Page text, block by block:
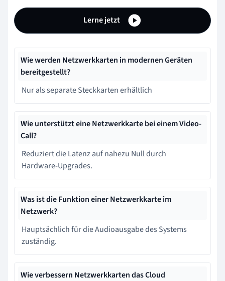
Lerne jetzt
Wie werden Netzwerkkarten in modernen Geräten
bereitgestellt?
Nur als separate Steckkarten erhältlich
Wie unterstützt eine Netzwerkkarte bei einem Video-
Call?
Reduziert die Latenz auf nahezu Null durch
Hardware-Upgrades.
Was ist die Funktion einer Netzwerkkarte im
Netzwerk?
Hauptsächlich für die Audioausgabe des Systems
zuständig.
Wie verbessern Netzwerkkarten das Cloud